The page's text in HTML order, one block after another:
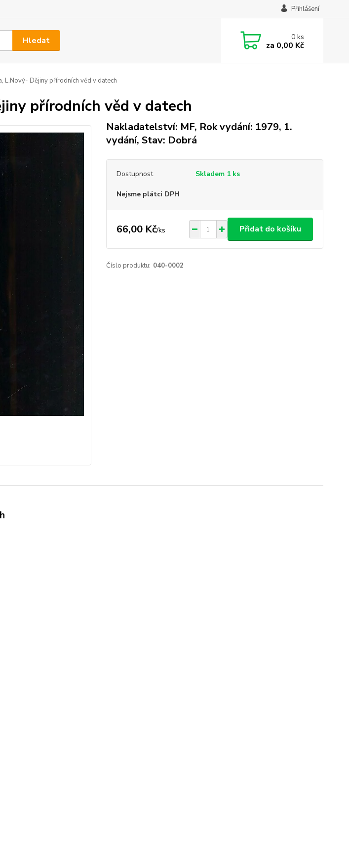
Přihlášení
Hledat 0ks
za 0,00 Kč
L.Nový- Dějiny přírodních věd v datech
přírodních věd v datech
Nakladatelství: MF, Rok vydání: 1979, 1.
vydání, Stav: Dobrá
Dostupnost Skladem 1 ks
Nejsme plátci DPH
66,00 Kč/ks Přidat do košíku
Číslo produktu: 040-0002